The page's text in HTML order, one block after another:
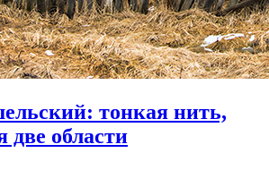
тонкая нить,
области